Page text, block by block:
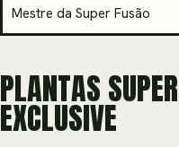
Mestre da Super Fusão
PLANTAS
EXCLUSIVE